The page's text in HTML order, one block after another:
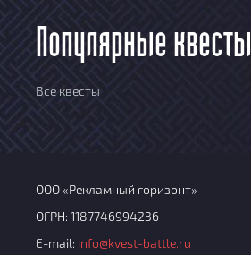
Популярные квесты
Все квесты
ООО «Рекламный горизонт»
ОГРН: 1187746994236
E-mail: info@kvest-battle.ru